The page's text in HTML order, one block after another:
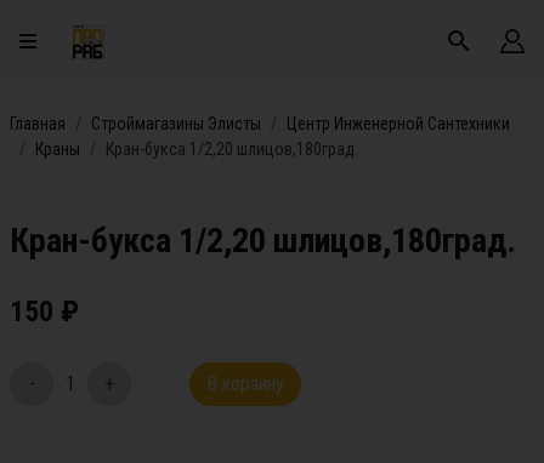
Главная Строймагазины Элисты
Центр Инженерной Сантехники
Краны
Кран-букса 1/2,20 шлицов,180град.
Кран-букса 1/2,20 шлицов,180град.
150 ₽
- 1 + В корзину